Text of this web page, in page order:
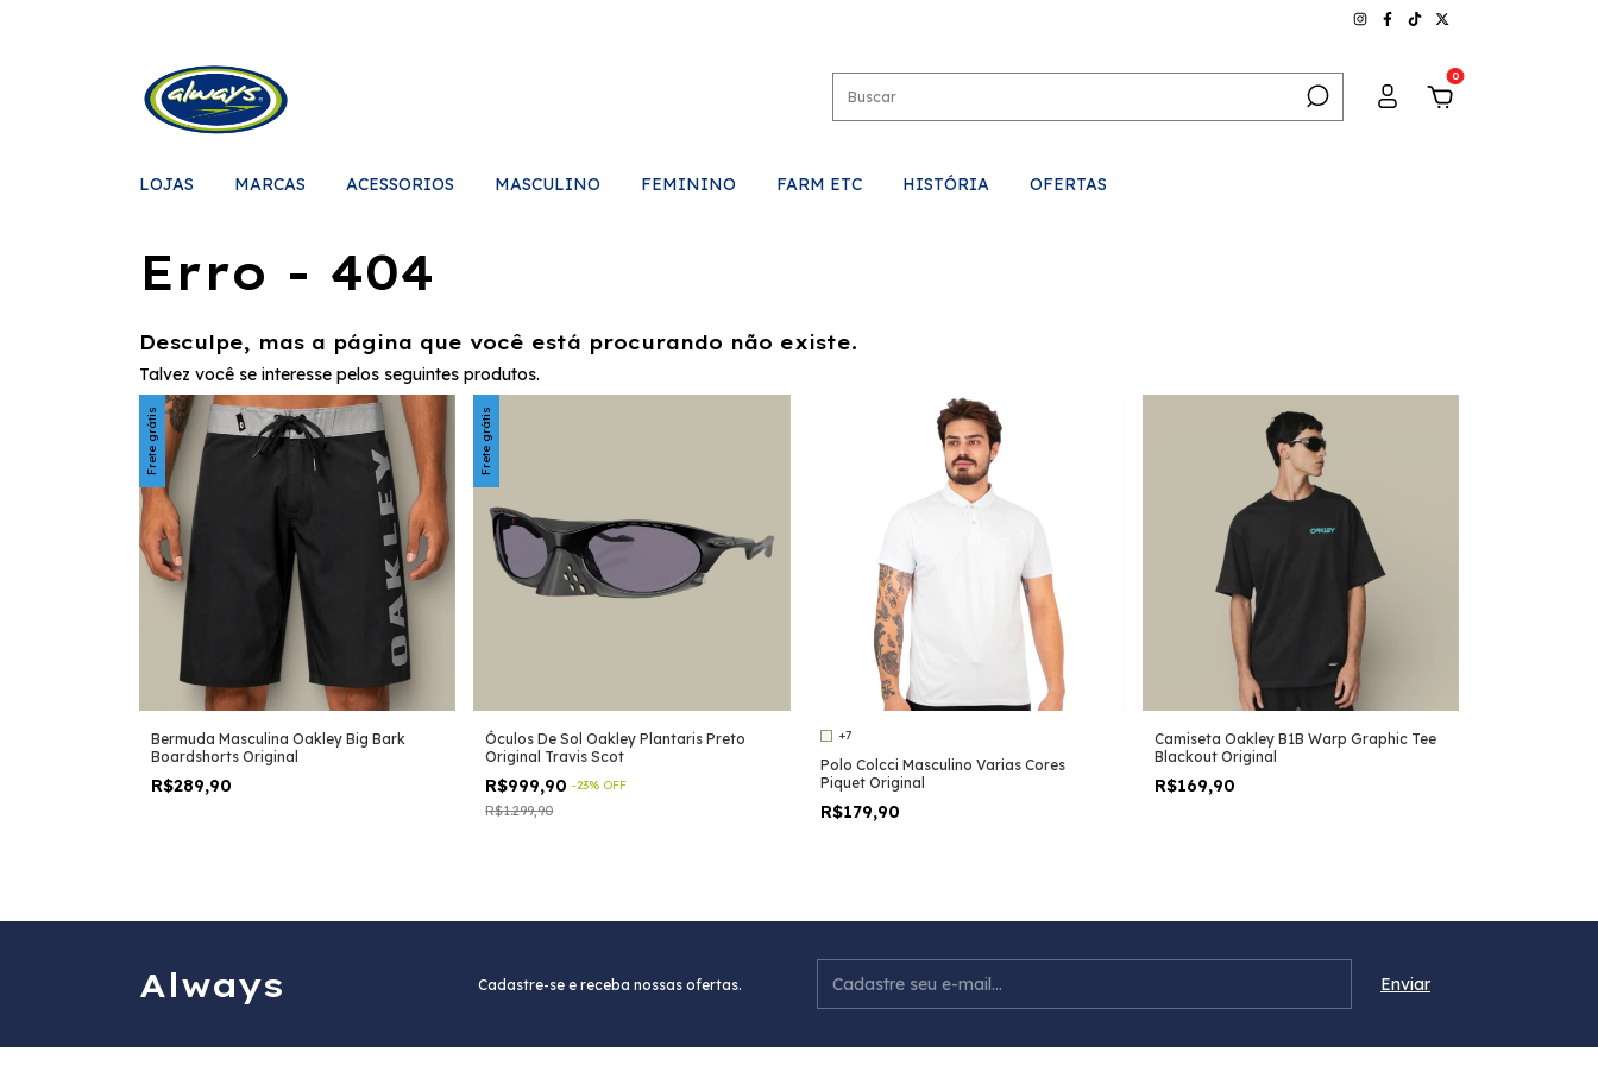
0
LOJAS MARCAS ACESSORIOS MASCULINO FEMININO FARM ETC HISTÓRIA OFERTAS
Erro - 404
Desculpe, mas a página que você está procurando não existe.
Talvez você se interesse pelos seguintes produtos.
Frete grátis
Bermuda Masculina Oakley Big Bark
Boardshorts Original
R$289,90
Frete grátis
Óculos De Sol Oakley Plantaris Preto
Original Travis Scot
R$999,90-23% OFF
R$1.299,90
+7
Polo Colcci Masculino Varias Cores
Piquet Original
R$179,90
Camiseta Oakley B1B Warp Graphic Tee
Blackout Original
R$169,90
Always Cadastre-se e receba nossas ofertas.